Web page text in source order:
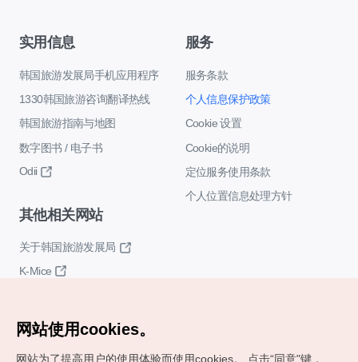
实用信息
韩国旅游发展局手机应用程序
1330韩国旅游咨询翻译热线
韩国旅游指南与地图
数字图书 / 电子书
Odii
服务
服务条款
个人信息保护政策
Cookie 设置
Cookie的说明
定位服务使用条款
个人位置信息处理方针
其他相关网站
关于韩国旅游发展局
K-Mice
网站使用cookies。
网站为了提高用户的使用体验而使用cookies。 点击“同意"键，